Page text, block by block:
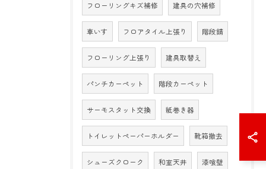
フローリングキズ補修 建具の穴補修
車いす フロアタイル上張り 階段錆
フローリング上張り 建具取替え
パンチカーペット 階段カーペット
サーモスタット交換 紙巻き器
トイレットペーパーホルダー 靴箱撤去
シューズクローク 和室天井 漆喰壁